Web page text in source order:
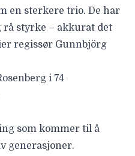
en sterkere trio. De har
styrke – akkurat det
regissør Gunnbjörg
i 74
som kommer til å
generasjoner.